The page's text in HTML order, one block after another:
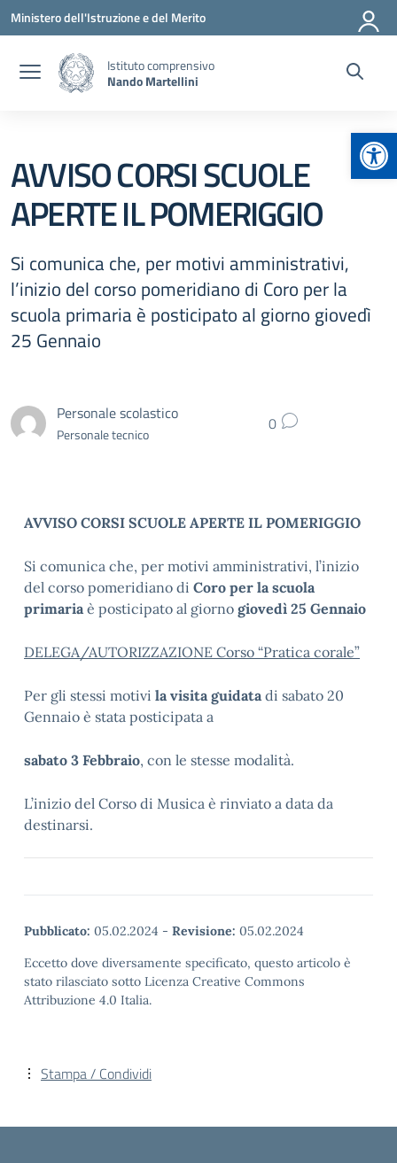
Vai ai contenuti
Vai al menu di navigazione
Vai al footer
Ministero dell'Istruzione e del Merito
Istituto comprensivo
Nando Martellini
AVVISO CORSI SCUOLE
APERTE IL POMERIGGIO
Si comunica che, per motivi amministrativi,
l’inizio del corso pomeridiano di Coro per la
scuola primaria è posticipato al giorno giovedì
25 Gennaio
Personale scolastico
Personale tecnico 0
AVVISO CORSI SCUOLE APERTE IL POMERIGGIO
Si comunica che, per motivi amministrativi, l’inizio
del corso pomeridiano di Coro per la scuola
primariaè posticipato al giorno giovedì 25 Gennaio
DELEGA/AUTORIZZAZIONE Corso “Pratica corale”
Per gli stessi motivi la visita guidatadi sabato 20
Gennaio è stata posticipata a
sabato 3 Febbraio, con le stesse modalità.
L’inizio del Corso di Musica è rinviato a data da
destinarsi.
Pubblicato: 05.02.2024 - Revisione: 05.02.2024
Eccetto dove diversamente specificato, questo articolo è
stato rilasciato sotto Licenza Creative Commons
Attribuzione 4.0 Italia.
Stampa / Condividi